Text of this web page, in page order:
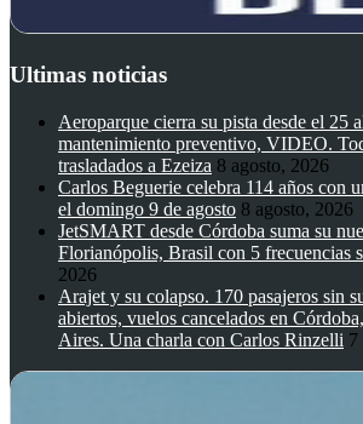
Ultimas noticias
Aeroparque cierra su pista desde el 25
mantenimiento preventivo, VIDEO.
trasladados a Ezeiza 8 agosto, 2026
Carlos Beguerie celebra 114 años con
el domingo 9 de agosto 8 agosto, 2026
JetSMART desde Córdoba suma su
Florianópolis, Brasil con 5 frecuencias
2026
Arajet y su colapso. 170 pasajeros sin
abiertos, vuelos cancelados en
Aires. Una charla con Carlos Rinzelli 7